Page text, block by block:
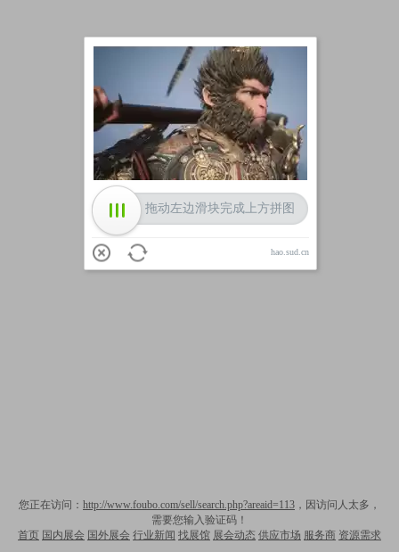
您正在访问： http://www.foubo.com/sell/search.php?areaid=113 ，因访问人太多，
需要您输入验证码！
首页 国内展会 国外展会 行业新闻 找展馆 展会动态 供应市场 服务商 资源需求
加载中
拖动左边滑块完成上方拼图
hao.sud.cn